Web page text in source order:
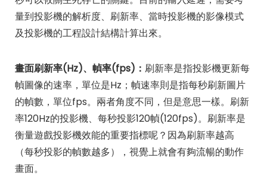
量到投影機的解析度、刷新率、當時投影機的影像模式
及投影機的工程設計結構計算出來。
畫面刷新率(Hz)、幀率(fps)： 刷新率是指投影機更新每
幀圖像的速率，單位是Hz；幀速率則是指每秒刷新圖片
的幀數，單位fps。兩者角度不同，但是意思一樣。刷新
率120Hz的投影機、每秒投影120幀(120fps)。刷新率是
衡量遊戲投影機效能的重要指標呢？因為刷新率越高
（每秒投影的幀數越多），視覺上就會有夠流暢的動作
畫面。